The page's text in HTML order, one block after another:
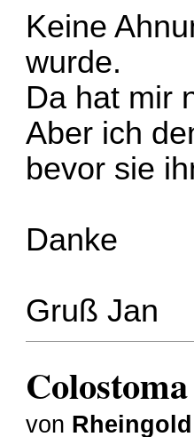
Keine
wurde.
Da hat mir
Aber ich
bevor sie
Danke
Gruß Jan
von Rheingold